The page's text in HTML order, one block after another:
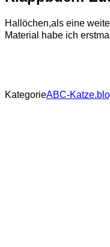
Hallöchen,als eine
Material habe ich
KategorieABC-